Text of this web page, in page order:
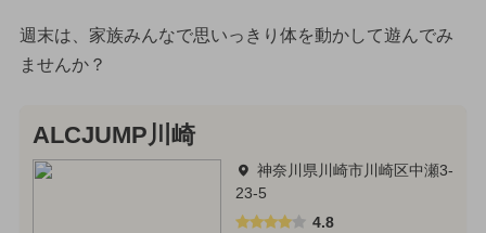
週末は、家族みんなで思いっきり体を動かして遊んでみ
ませんか？
ALCJUMP川崎
神奈川県川崎市川崎区中瀬3-
23-5
4.8